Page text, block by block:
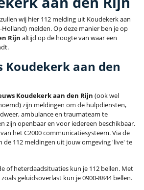
wij hier 112 melding uit Koudekerk aan
melden. Op deze manier ben je op
Rijn altijd op de hoogte van waar een
Koudekerk aan den
Koudekerk aan den Rijn (ook wel
zijn meldingen om de hulpdiensten,
ambulance en traumateam te
zijn openbaar en voor iedereen beschikbaar.
het C2000 communicatiesysteem. Via de
de 112 meldingen uit jouw omgeving 'live' te
of heterdaadsituaties kun je 112 bellen. Met
geluidsoverlast kun je 0900-8844 bellen.